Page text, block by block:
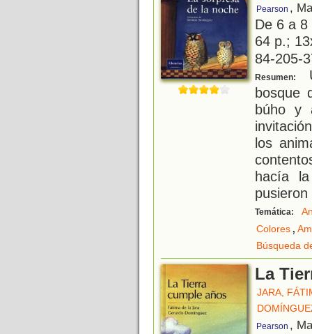
Pearson ,
De 6 a
64 p.;
84-205-
Resumen:
bosque
búho y
los
hacía la
pusieron
Temática:
Colores,
Búsqueda
La
JARA,
Pearson ,